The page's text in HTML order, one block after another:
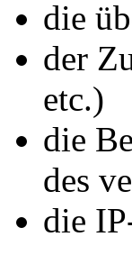
die
der
etc.)
die
des
die